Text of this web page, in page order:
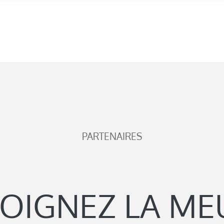
PARTENAIRES
LA